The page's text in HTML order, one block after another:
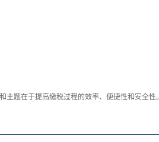
题在于提高缴税过程的效率、便捷性和安全性